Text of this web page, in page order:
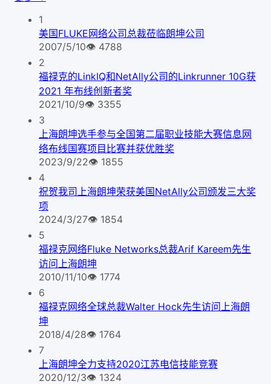
1
美国FLUKE网络公司总裁莅临朗坤公司
2007/5/10👁 4788
2
福禄克的LinkIQ和NetAlly公司的Linkrunner 10G获
2021 年布线创新者奖
2021/10/9👁 3355
3
上海朗坤选手参与全国第二届职业技能大赛信息网
络布线国赛项目比赛并获优胜奖
2023/9/22👁 1855
4
祝贺我司上海朗坤荣获美国NetAlly公司颁发三大奖
项
2024/3/27👁 1854
5
福禄克网络Fluke Networks总裁Arif Kareem先生
访问上海朗坤
2010/11/10👁 1774
6
福禄克网络全球总裁Walter Hock先生访问上海朗
坤
2018/4/28👁 1764
7
上海朗坤全力支持2020江苏电信技能竞赛
2020/12/3👁 1324